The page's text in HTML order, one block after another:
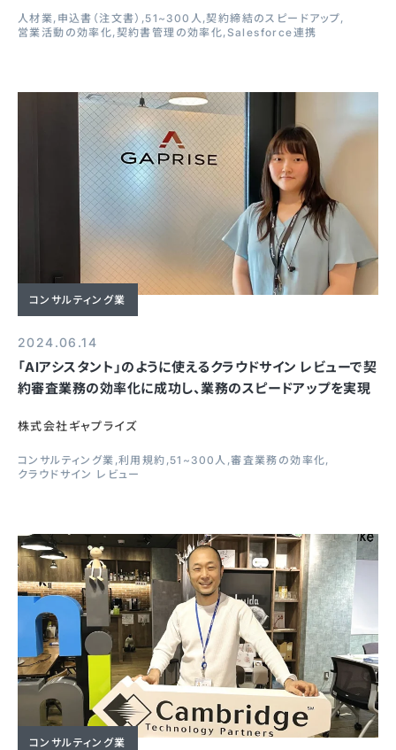
人材業 申込書（注文書） 51~300人 契約締結のスピードアップ
営業活動の効率化 契約書管理の効率化 Salesforce連携
コンサルティング業
2024.06.14
「AIアシスタント」のように使えるクラウドサイン レビューで契
約審査業務の効率化に成功し、業務のスピードアップを実現
株式会社ギャプライズ
コンサルティング業 利用規約 51~300人 審査業務の効率化
クラウドサイン レビュー
コンサルティング業